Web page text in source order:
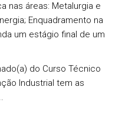
nas áreas: Metalurgia e
Enquadramento na
um estágio final de um
do Curso Técnico
Industrial tem as